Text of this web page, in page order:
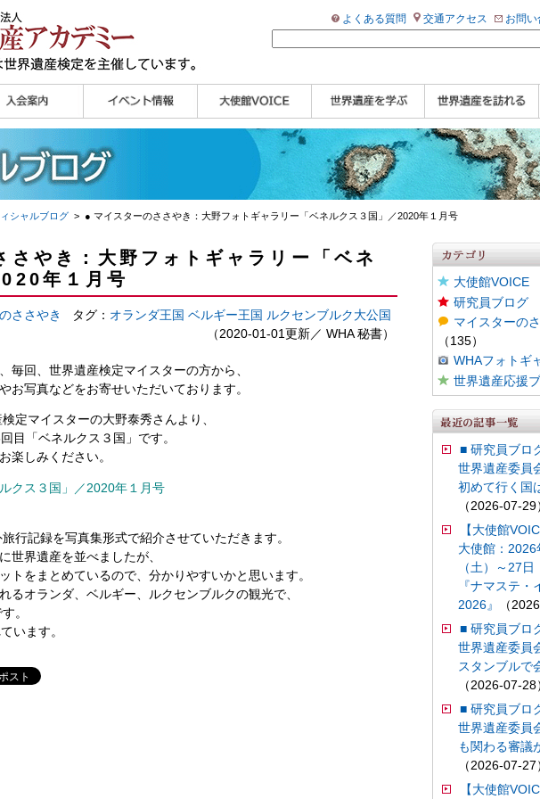
よくある質問 交通アクセス お問い
員
員
サンプル
定ページ 講演会
大使館セミナー
展示会
講座・セミナー
ツアー情報
イベントレポート 研究員ブログ
マイスターのささや
WHAフォトギャラリ
世界遺産応援ブログ
世界遺産検定公式
学習アシスト動画
世界遺産ナビ
【pamon】
シャルブログ> ● マイスターのささやき：大野フォトギャラリー「ベネルクス３国」／2020年１月号
さやき：大野フォトギャラリー「ベネ
年１月号
ささやき タグ： オランダ王国 ベルギー王国 ルクセンブルク大公国
（2020-01-01更新／ WHA 秘書）
毎回、世界遺産検定マイスターの方から、
お写真などをお寄せいただいております。
定マイスターの大野泰秀さんより、
目「ベネルクス３国」です。
楽しみください。
クス３国」／2020年１月号
行記録を写真集形式で紹介させていただきます。
世界遺産を並べましたが、
トをまとめているので、分かりやすいかと思います。
るオランダ、ベルギー、ルクセンブルクの観光で、
。
います。
大使館VOICE
研究員ブログ
マイスターの
（135）
WHAフォトギ
世界遺産応援
■ 研究員ブロ
世界遺産委員
初めて行く国
（2026-07-29
【大使館
大使館：2026
（土）～27日
『ナマステ・
2026』
（
■ 研究員ブロ
世界遺産委員
スタンブルで
（2026-07-28
■ 研究員ブロ
世界遺産委員
も関わる審議
（2026-07-27
【大使館